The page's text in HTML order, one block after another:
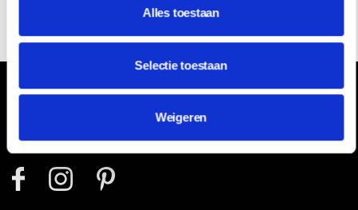
Alles toestaan
Selectie toestaan
Weigeren
Bohomien sferen